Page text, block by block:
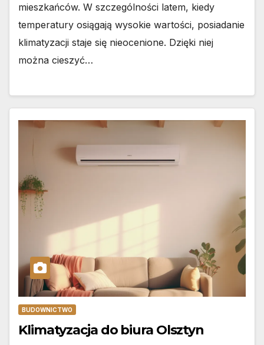
mieszkańców. W szczególności latem, kiedy
temperatury osiągają wysokie wartości, posiadanie
klimatyzacji staje się nieocenione. Dzięki niej
można cieszyć…
BUDOWNICTWO
Klimatyzacja do biura Olsztyn